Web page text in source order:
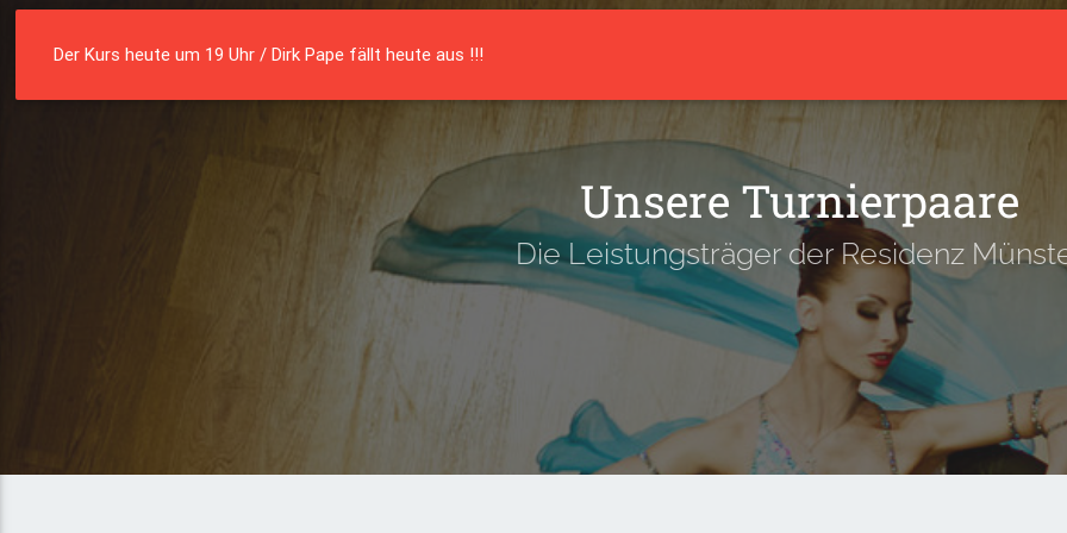
Der Kurs heute um 19 Uhr / Dirk Pape fällt heute aus !!!
Die Residenz Münster e. V.
Unsere Turnierpaare
Die Leistungsträger der Residenz